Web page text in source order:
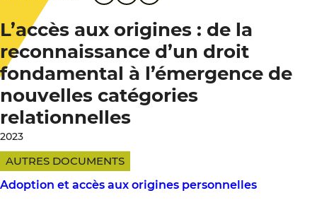
L’accès aux origines : de la
reconnaissance d’un droit
fondamental à l’émergence de
nouvelles catégories
relationnelles
2023
AUTRES DOCUMENTS
Adoption et accès aux origines personnelles